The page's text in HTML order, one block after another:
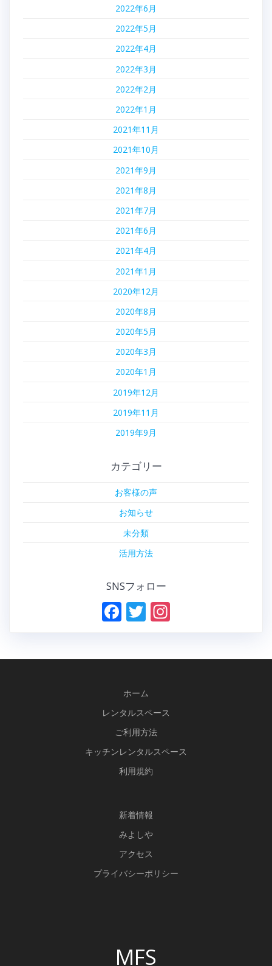
2022年6月
2022年5月
2022年4月
2022年3月
2022年2月
2022年1月
2021年11月
2021年10月
2021年9月
2021年8月
2021年7月
2021年6月
2021年4月
2021年1月
2020年12月
2020年8月
2020年5月
2020年3月
2020年1月
2019年12月
2019年11月
2019年9月
カテゴリー
お客様の声
お知らせ
未分類
活用方法
SNSフォロー
F
o
o
k
T
ホーム
レンタルスペース
ご利用方法
キッチンレンタルスペース
利用規約
新着情報
みよしや
アクセス
プライバシーポリシー
MFS